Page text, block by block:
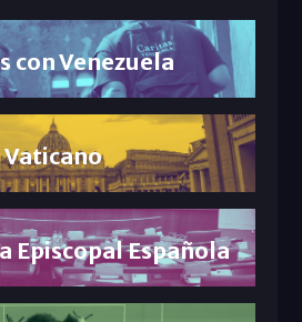
con Venezuela
Vaticano
Episcopal Española